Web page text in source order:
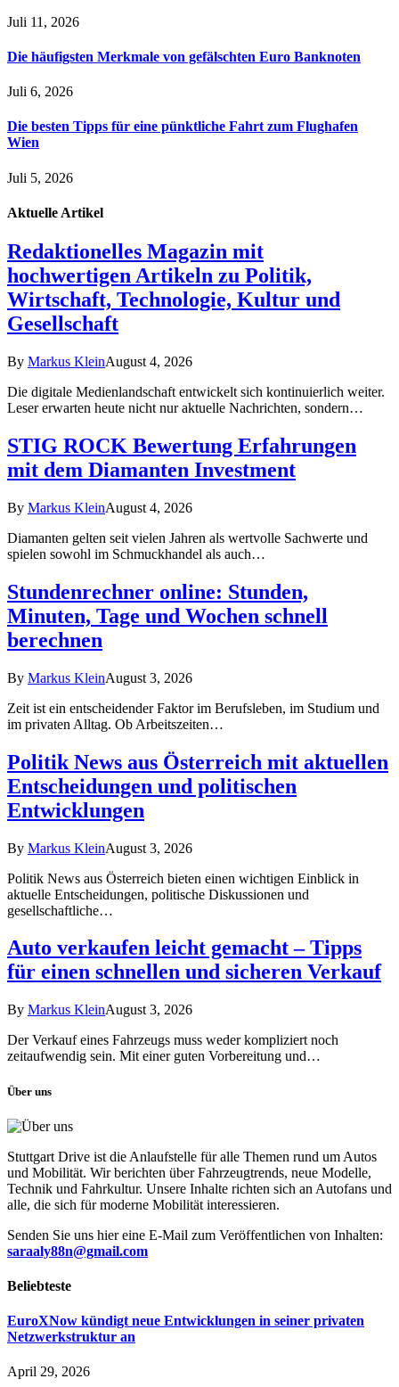
Juli 11, 2026
Die häufigsten Merkmale von gefälschten Euro Banknoten
Juli 6, 2026
Die besten Tipps für eine pünktliche Fahrt zum Flughafen
Wien
Juli 5, 2026
Aktuelle Artikel
Redaktionelles Magazin mit
hochwertigen Artikeln zu Politik,
Wirtschaft, Technologie, Kultur und
Gesellschaft
By Markus KleinAugust 4, 2026
Die digitale Medienlandschaft entwickelt sich kontinuierlich weiter.
Leser erwarten heute nicht nur aktuelle Nachrichten, sondern…
STIG ROCK Bewertung Erfahrungen
mit dem Diamanten Investment
By Markus KleinAugust 4, 2026
Diamanten gelten seit vielen Jahren als wertvolle Sachwerte und
spielen sowohl im Schmuckhandel als auch…
Stundenrechner online: Stunden,
Minuten, Tage und Wochen schnell
berechnen
By Markus KleinAugust 3, 2026
Zeit ist ein entscheidender Faktor im Berufsleben, im Studium und
im privaten Alltag. Ob Arbeitszeiten…
Politik News aus Österreich mit aktuellen
Entscheidungen und politischen
Entwicklungen
By Markus KleinAugust 3, 2026
Politik News aus Österreich bieten einen wichtigen Einblick in
aktuelle Entscheidungen, politische Diskussionen und
gesellschaftliche…
Auto verkaufen leicht gemacht – Tipps
für einen schnellen und sicheren Verkauf
By Markus KleinAugust 3, 2026
Der Verkauf eines Fahrzeugs muss weder kompliziert noch
zeitaufwendig sein. Mit einer guten Vorbereitung und…
Über uns
Stuttgart Drive ist die Anlaufstelle für alle Themen rund um Autos
und Mobilität. Wir berichten über Fahrzeugtrends, neue Modelle,
Technik und Fahrkultur. Unsere Inhalte richten sich an Autofans und
alle, die sich für moderne Mobilität interessieren.
Senden Sie uns hier eine E-Mail zum Veröffentlichen von Inhalten:
saraaly88n@gmail.com
Beliebteste
EuroXNow kündigt neue Entwicklungen in seiner privaten
Netzwerkstruktur an
April 29, 2026